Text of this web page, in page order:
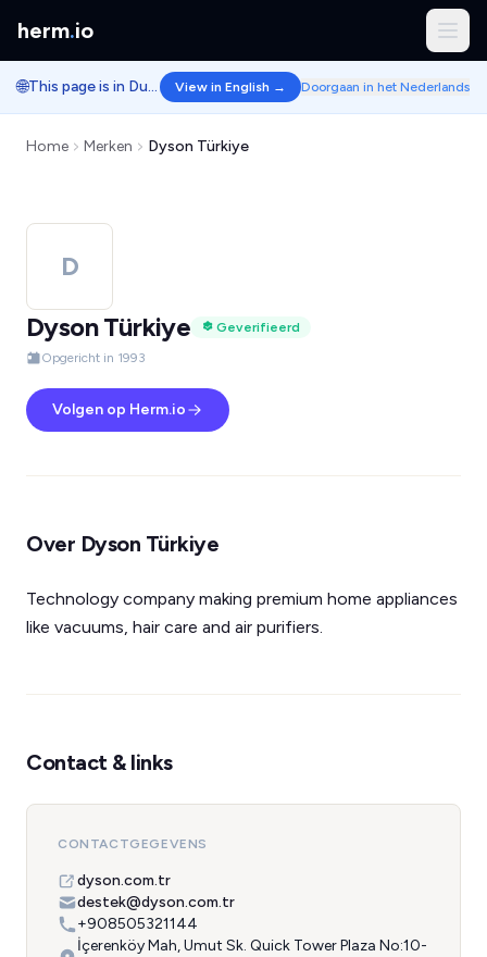
herm.io
🌐 This page is in Dutch. View in English → Doorgaan in het Nederlands
Home Merken Dyson Türkiye
D
Dyson Türkiye
Geverifieerd
Opgericht in 1993
Volgen op Herm.io
Over Dyson Türkiye
Technology company making premium home appliances
like vacuums, hair care and air purifiers.
Contact & links
CONTACTGEGEVENS
dyson.com.tr
destek@dyson.com.tr
+908505321144
İçerenköy Mah, Umut Sk. Quick Tower Plaza No:10-